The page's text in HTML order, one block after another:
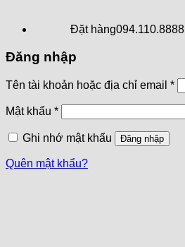
Đặt hàng094.110.8888
Đăng nhập
Tên tài khoản hoặc địa chỉ email *
Mật khẩu *
Ghi nhớ mật khẩu Đăng nhập
Quên mật khẩu?